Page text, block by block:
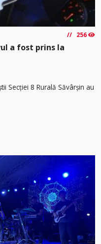
256
a fost prins la
Secției 8 Rurală Săvârșin au